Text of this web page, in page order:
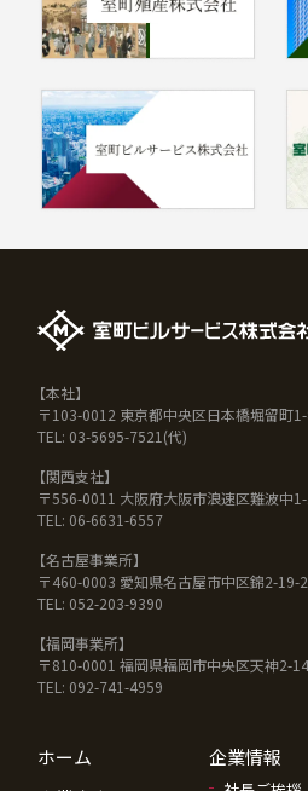
【本社】
〒103-0012 東京都中央区日本橋堀留町
TEL: 03-5695-7521(代)
【関西支社】
〒556-0011 大阪府大阪市浪速区難波中
TEL: 06-6631-6557
【名古屋事業所】
〒460-0003 愛知県名古屋市中区錦2-19-
TEL: 052-203-9390
【福岡事業所】
〒810-0001 福岡県福岡市中央区天神2-
TEL: 092-741-4959
ホーム
企業情報